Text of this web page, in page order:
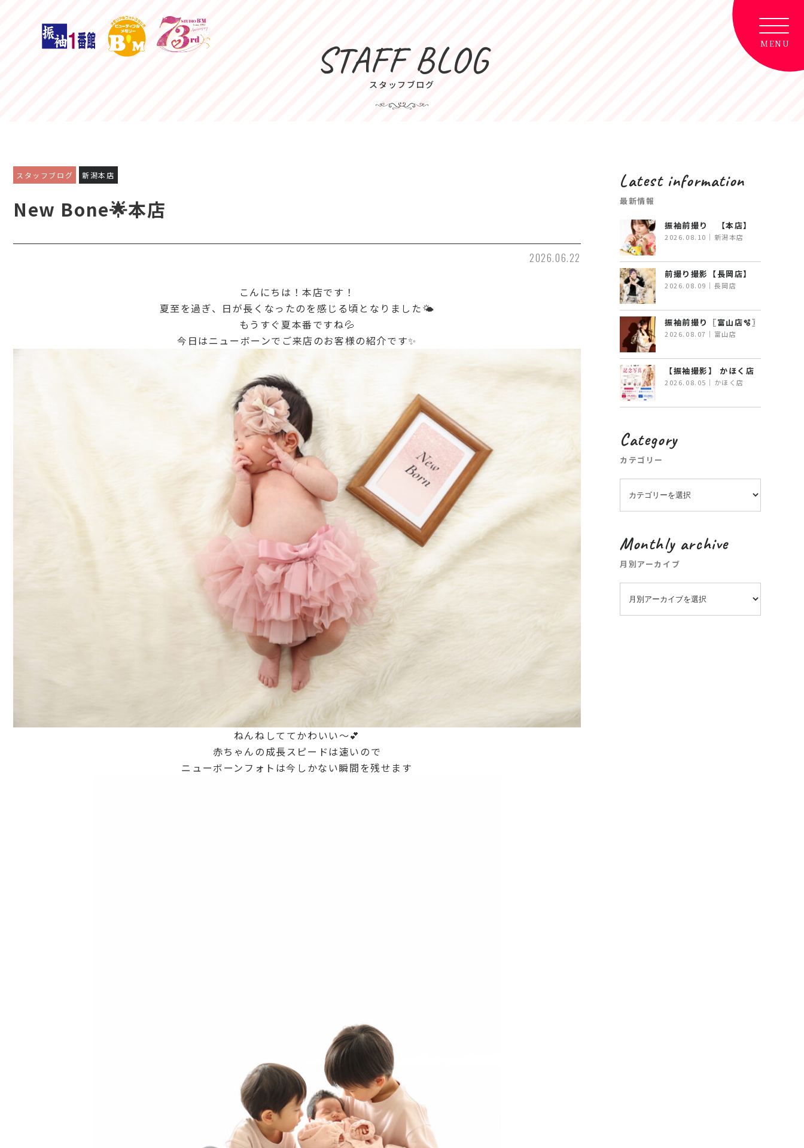
STAFF BLOG
スタッフブログ
スタッフブログ 新潟本店
New Bone🌟本店
2026.06.22
こんにちは！本店です！
夏至を過ぎ、日が長くなったのを感じる頃となりました🌤
もうすぐ夏本番ですね💦
今日はニューボーンでご来店のお客様の紹介です✨
ねんねしててかわいい～💕
赤ちゃんの成長スピードは速いので
ニューボーンフォトは今しかない瞬間を残せます
Latest information
最新情報
振袖前撮り 【本店】
2026.08.10｜新潟本店
前撮り撮影【長岡店】
2026.08.09｜長岡店
振袖前撮り〖富山店🫧〗
2026.08.07｜富山店
【振袖撮影】 かほく店
2026.08.05｜かほく店
Category
カテゴリー
Monthly archive
月別アーカイブ